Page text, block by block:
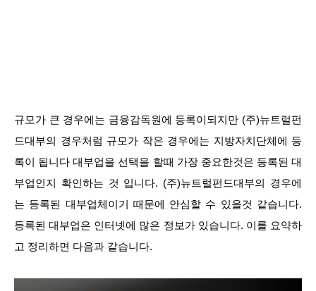
규모가 큰 경우에는 금융감독원에 등록이되지만 (주)뉴트럴펀
드대부의 경우처럼 규모가 작은 경우에는 지방자치단체에 등
록이 됩니다 대부업을 선택을 할때 가장 중요한것은 등록된 대
부업인지 확인하는 것 입니다. (주)뉴트럴펀드대부의 경우에
는 등록된 대부업체이기 때문에 안심할 수 있을것 같습니다.
등록된 대부업은 인터넷에 많은 정보가 있습니다. 이를 요약하
고 정리하면 다음과 같습니다.